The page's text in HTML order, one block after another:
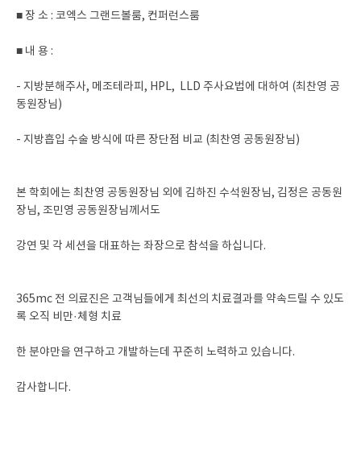
■ 장 소 : 코엑스 그랜드볼룸, 컨퍼런스룸
■ 내 용 :
- 지방분해주사, 메조테라피, HPL, LLD 주사요법에 대하여 (최찬영 공
동원장님)
- 지방흡입 수술 방식에 따른 장단점 비교 (최찬영 공동원장님)
본 학회에는 최찬영 공동원장님 외에 김하진 수석원장님, 김정은 공동원
장님, 조민영 공동원장님께서도
강연 및 각 세션을 대표하는 좌장으로 참석을 하십니다.
365mc 전 의료진은 고객님들에게 최선의 치료결과를 약속드릴 수 있도
록 오직 비만·체형 치료
한 분야만을 연구하고 개발하는데 꾸준히 노력하고 있습니다.
감사합니다.